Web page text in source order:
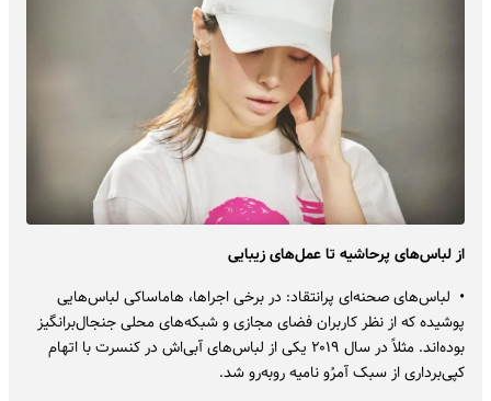
از لباس‌های پرحاشیه تا عمل‌های زیبایی
• لباس‌های صحنه‌ای پرانتقاد: در برخی اجراها، هاماساکی لباس‌هایی
پوشیده که از نظر کاربران فضای مجازی و شبکه‌های محلی جنجال‌برانگیز
بوده‌اند. مثلاً در سال ۲۰۱۹ یکی از لباس‌های آبی‌اش در کنسرت با اتهام
کپی‌برداری از سبک آمرُو نامیه روبه‌رو شد.